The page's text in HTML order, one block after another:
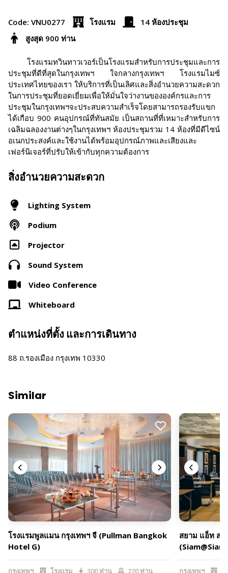
Code: VNU0277 โรงแรม
14 ห้องประชุม
สูงสุด 900 ท่าน
โรงแรมทวินทาวเวอร์เป็นโรงแรมสำหรับการประชุมและการ
ประชุมที่ดีที่สุดในกรุงเทพฯ ใจกลางกรุงเทพฯ โรงแรมไมซ์
ประเทศไทยของเรา ให้บริการที่เป็นเลิศและสิ่งอำนวยความสะดวก
ในการประชุมที่ยอดเยี่ยมเพื่อให้มั่นใจว่างานขององค์กรและการ
ประชุมในกรุงเทพฯจะประสบความสำเร็จโดยสามารถรองรับแขก
ได้เกือบ 900 คนอุปกรณ์ที่ทันสมัย เป็นสถานที่ที่เหมาะสำหรับการ
เฉลิมฉลองงานต่างๆในกรุงเทพฯ ห้องประชุมรวม 14 ห้องที่มีดีไซน์
อเนกประสงค์และใช้งานได้พร้อมอุปกรณ์ภาพและเสียงและ
เฟอร์นิเจอร์ที่ปรับให้เข้ากับทุกความต้องการ
สิ่งอำนวยความสะดวก
Lighting System
Podium
Projector
Sound System
Video Conference
Whiteboard
ตำแหน่งที่ตั้ง และการเดินทาง
88 ถ.รองเมือง กรุงเทพ 10330
Similar
โรงแรมพูลแมน กรุงเทพฯ จี (Pullman Bangkok
Hotel G)
สยาม แอ็ท สย